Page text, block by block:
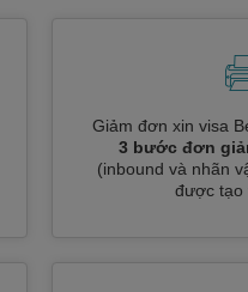
Giảm đơn xin visa
3 bước đơn
(inbound và nhãn
được tạo